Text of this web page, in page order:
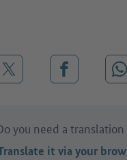
Share on X (before:
Share on
you need a
it via your